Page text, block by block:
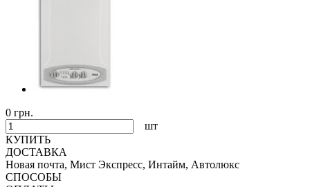
0 грн.
шт
КУПИТЬ
ДОСТАВКА
Новая почта, Мист Экспресс, Интайм, Автолюкс
СПОСОБЫ